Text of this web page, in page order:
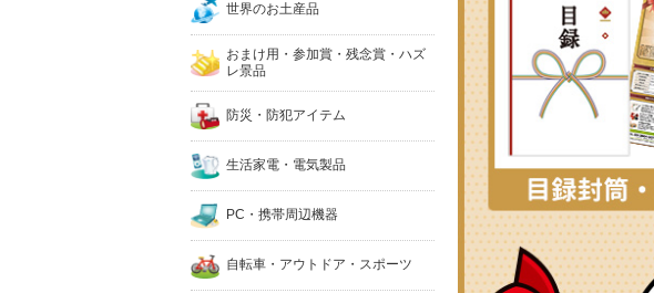
世界のお土産品
おまけ用・参加賞・残念賞・ハズ
レ景品
防災・防犯アイテム
生活家電・電気製品
PC・携帯周辺機器
自転車・アウトドア・スポーツ